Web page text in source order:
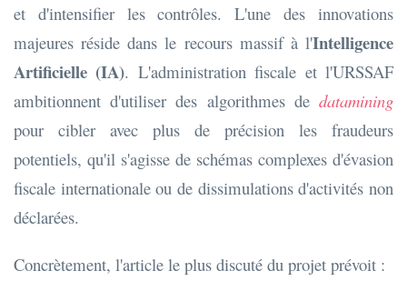
et d'intensifier les contrôles. L'une des innovations
majeures réside dans le recours massif à l'Intelligence
Artificielle (IA). L'administration fiscale et l'URSSAF
ambitionnent d'utiliser des algorithmes de datamining
pour cibler avec plus de précision les fraudeurs
potentiels, qu'il s'agisse de schémas complexes d'évasion
fiscale internationale ou de dissimulations d'activités non
déclarées.
Concrètement, l'article le plus discuté du projet prévoit :